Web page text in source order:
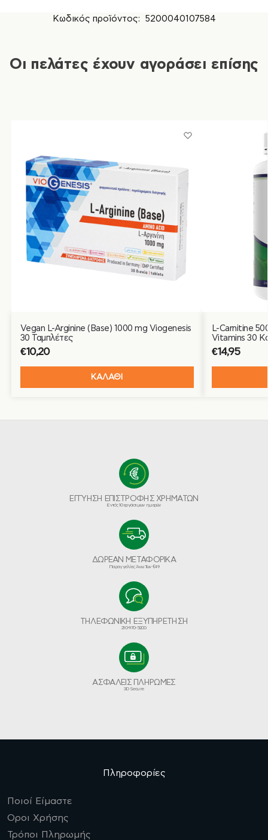
Κωδικός προϊόντος: 5200040107584
Οι πελάτες έχουν αγοράσει επίσης
Vegan L-Arginine (Base) 1000 mg Viogenesis
30 Ταμπλέτες
€10,20
ΚΑΛΑΘΙ
L-Carnitine
Vitamins 30
€14,95
ΕΓΓΥΗΣΗ ΕΠΙΣΤΡΟΦΗΣ ΧΡΗΜΑΤΩΝ
Εντός 10 εργάσιμων ημερών
ΔΩΡΕΑΝ ΜΕΤΑΦΟΡΙΚΑ
Παραγγελίες Άνω Των €49
ΤΗΛΕΦΩΝΙΚΗ ΕΞΥΠΗΡΕΤΗΣΗ
210-970-5200
ΑΣΦΑΛΕΙΣ ΠΛΗΡΩΜΕΣ
3D Secure
Πληροφορίες
Ποιοί Είμαστε
Οροι Χρήσης
Τρόποι Πληρωμής